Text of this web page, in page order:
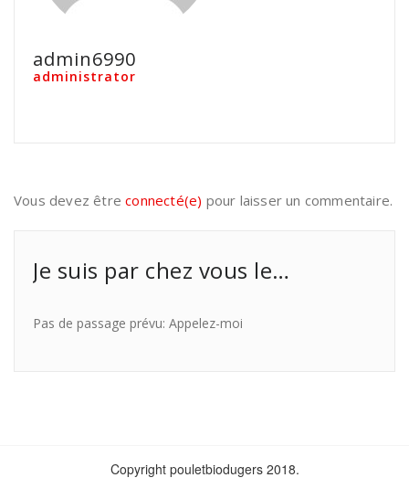
admin6990
administrator
Vous devez êtreconnecté(e) pour laisser un commentaire.
Je suis par chez vous le…
Pas de passage prévu: Appelez-moi
Copyright pouletbiodugers 2018.